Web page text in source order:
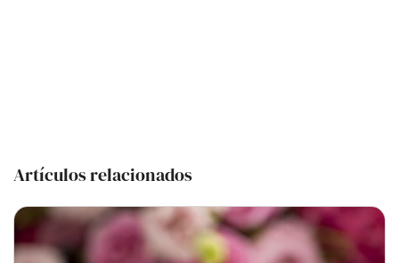
Artículos relacionados